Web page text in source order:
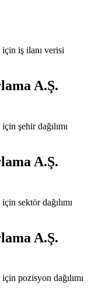
için iş ilanı verisi
A.Ş.
şehir dağılımı
A.Ş.
sektör dağılımı
A.Ş.
için pozisyon dağılımı